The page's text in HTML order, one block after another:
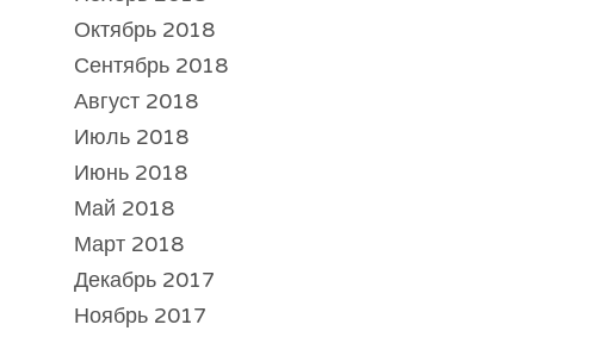
Октябрь 2018
Сентябрь 2018
Август 2018
Июль 2018
Июнь 2018
Май 2018
Март 2018
Декабрь 2017
Ноябрь 2017